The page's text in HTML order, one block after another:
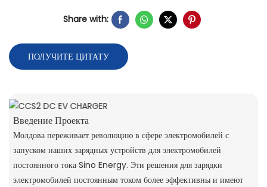
Share with:
ПОЛУЧИТЕ ЦИТАТУ
Введение Проекта
Молдова переживает революцию в сфере электромобилей с
запуском наших зарядных устройств для электромобилей
постоянного тока Sino Energy. Эти решения для зарядки
электромобилей постоянным током более эффективны и имеют